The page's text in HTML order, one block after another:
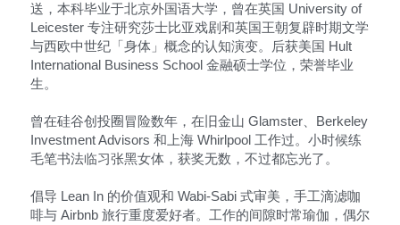
送，本科毕业于北京外国语大学，曾在英国 University of
Leicester 专注研究莎士比亚戏剧和英国王朝复辟时期文学
与西欧中世纪「身体」概念的认知演变。后获美国 Hult
International Business School 金融硕士学位，荣誉毕业
生。
曾在硅谷创投圈冒险数年，在旧金山 Glamster、Berkeley
Investment Advisors 和上海 Whirlpool 工作过。小时候练
毛笔书法临习张黑女体，获奖无数，不过都忘光了。
倡导 Lean In 的价值观和 Wabi-Sabi 式审美，手工滴滤咖
啡与 Airbnb 旅行重度爱好者。工作的间隙时常瑜伽，偶尔